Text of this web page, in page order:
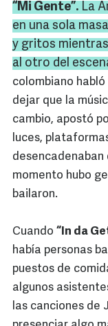
“Mi Gente”. La
en una sola
y gritos
al otro del
colombiano
dejar que la
cambio, apostó
luces,
desencadenaban
momento hubo
bailaron.
Cuando “In da
había personas
puestos de
algunos
las canciones de